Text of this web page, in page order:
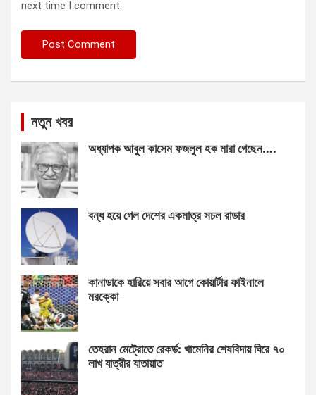
next time I comment.
নতুন খবর
অধ্যাপক আবুল কাসেম ফজলুল হক মারা গেছেন….
বন্ধ হয়ে গেল দেশের একমাত্র সচল রাডার
কানাডাকে হারিয়ে সবার আগে কোয়ার্টার ফাইনালে
মরক্কো
তেহরান মেট্রোতে রেকর্ড: খামেনির শেষবিদায় ঘিরে ৭০
লাখ যাত্রীর যাতায়াত